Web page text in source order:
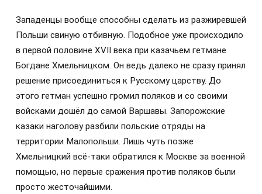
Западенцы вообще способны сделать из разжиревшей
Польши свиную отбивную. Подобное уже происходило
в первой половине XVII века при казачьем гетмане
Богдане Хмельницком. Он ведь далеко не сразу принял
решение присоединиться к Русскому царству. До
этого гетман успешно громил поляков и со своими
войсками дошёл до самой Варшавы. Запорожские
казаки наголову разбили польские отряды на
территории Малопольши. Лишь чуть позже
Хмельницкий всё-таки обратился к Москве за военной
помощью, но первые сражения против поляков были
просто жесточайшими.